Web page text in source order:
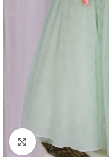
Clique para aumentar